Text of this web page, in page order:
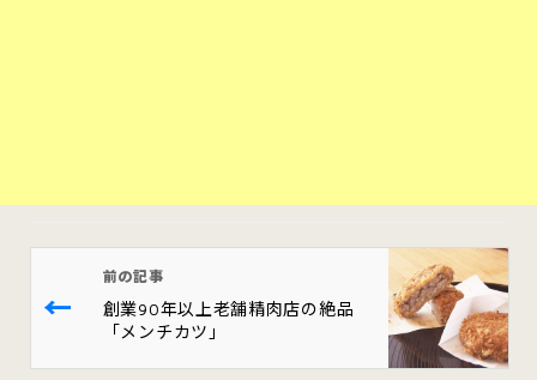
←
前の記事
創業90年以上老舗精肉店の絶品
「メンチカツ」